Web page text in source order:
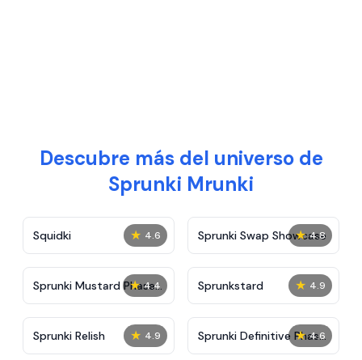
Descubre más del universo de
Sprunki Mrunki
★ 4.6
Squidki ★ 4.8
Sprunki Swap Showcase
★ 4.4
Sprunki Mustard Phase
2
★ 4.9
Sprunkstard
★ 4.9
Sprunki Relish ★ 4.6
Sprunki Definitive Phase
7